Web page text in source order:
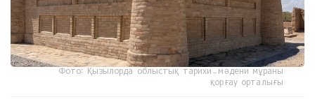
Фото: Қызылорда облыстық тарихи-мәдени мұраны
қорғау орталығы